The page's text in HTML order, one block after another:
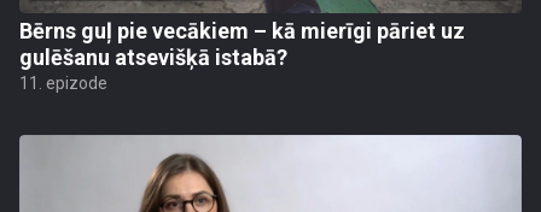
Bērns guļ pie vecākiem – kā mierīgi pāriet uz
gulēšanu atsevišķā istabā?
11. epizode